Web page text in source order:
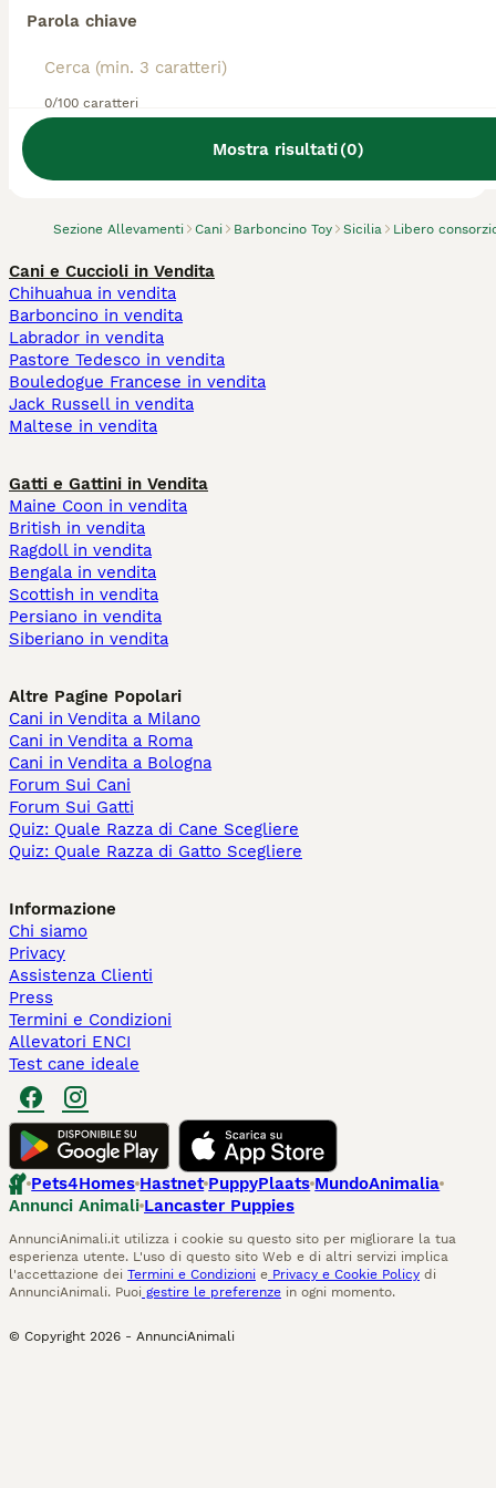
Parola chiave
0/100 caratteri
Mostra risultati(0)
Sezione Allevamenti Cani Barboncino Toy Sicilia Libero
Abbiamo trovato 0 Allevamento di
Barboncino Toy, Ribera.
Cani e Cuccioli in Vendita
Chihuahua in vendita
Barboncino in vendita
Labrador in vendita
Pastore Tedesco in vendita
Bouledogue Francese in vendita
Jack Russell in vendita
Maltese in vendita
Gatti e Gattini in Vendita
Maine Coon in vendita
British in vendita
Ragdoll in vendita
Bengala in vendita
Scottish in vendita
Persiano in vendita
Siberiano in vendita
Altre Pagine Popolari
Cani in Vendita a Milano
Cani in Vendita a Roma
Cani in Vendita a Bologna
Forum Sui Cani
Forum Sui Gatti
Quiz: Quale Razza di Cane Scegliere
Quiz: Quale Razza di Gatto Scegliere
Informazione
Chi siamo
Privacy
Assistenza Clienti
Press
Termini e Condizioni
Allevatori ENCI
Test cane ideale
Pets4Homes Hastnet PuppyPlaats MundoAnimalia
Annunci Animali Lancaster Puppies
AnnunciAnimali.it utilizza i cookie su questo sito per migliorare la tua
esperienza utente. L'uso di questo sito Web e di altri servizi implica
l'accettazione dei Termini e Condizioni e Privacy e Cookie Policy di
AnnunciAnimali. Puoi gestire le preferenze in ogni momento.
© Copyright 2026 - AnnunciAnimali